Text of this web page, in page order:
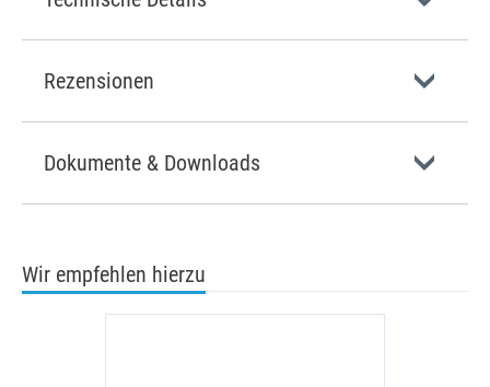
Rezensionen
Dokumente & Downloads
Wir empfehlen hierzu